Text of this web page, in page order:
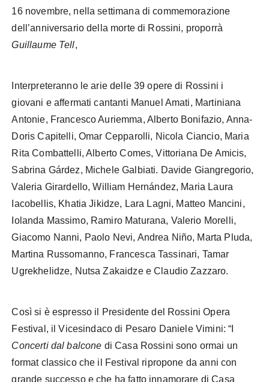
16 novembre, nella settimana di commemorazione
dell’anniversario della morte di Rossini, proporrà
Guillaume Tell,
Interpreteranno le arie delle 39 opere di Rossini i
giovani e affermati cantanti Manuel Amati, Martiniana
Antonie, Francesco Auriemma, Alberto Bonifazio, Anna-
Doris Capitelli, Omar Cepparolli, Nicola Ciancio, Maria
Rita Combattelli, Alberto Comes, Vittoriana De Amicis,
Sabrina Gárdez, Michele Galbiati. Davide Giangregorio,
Valeria Girardello, William Hernández, Maria Laura
Iacobellis, Khatia Jikidze, Lara Lagni, Matteo Mancini,
Iolanda Massimo, Ramiro Maturana, Valerio Morelli,
Giacomo Nanni, Paolo Nevi, Andrea Niño, Marta Pluda,
Martina Russomanno, Francesca Tassinari, Tamar
Ugrekhelidze, Nutsa Zakaidze e Claudio Zazzaro.
Così si è espresso il Presidente del Rossini Opera
Festival, il Vicesindaco di Pesaro Daniele Vimini: “I
Concerti dal balcone di Casa Rossini sono ormai un
format classico che il Festival ripropone da anni con
grande successo e che ha fatto innamorare di Casa